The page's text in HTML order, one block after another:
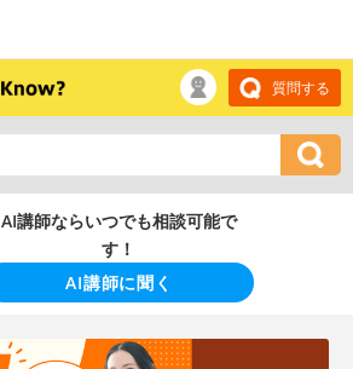
質問する
AI講師ならいつでも相談可能で
す！
AI講師に聞く